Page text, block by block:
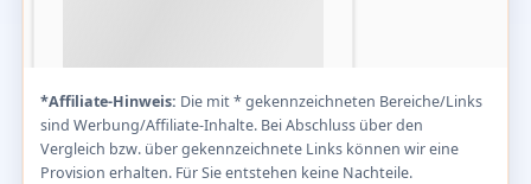
*Affiliate-Hinweis: Die mit * gekennzeichneten Bereiche/Links
sind Werbung/Affiliate-Inhalte. Bei Abschluss über den
Vergleich bzw. über gekennzeichnete Links können wir eine
Provision erhalten. Für Sie entstehen keine Nachteile.